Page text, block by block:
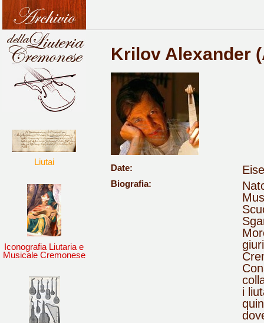
Liutai
Iconografia Liutaria e
Musicale Cremonese
Krilov Alexander
Date:
Biografia:
i